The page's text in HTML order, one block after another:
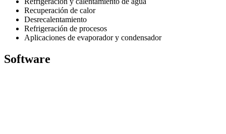
Recuperación de calor
Desrecalentamiento
Refrigeración de procesos
Aplicaciones de evaporador y condensador
Software